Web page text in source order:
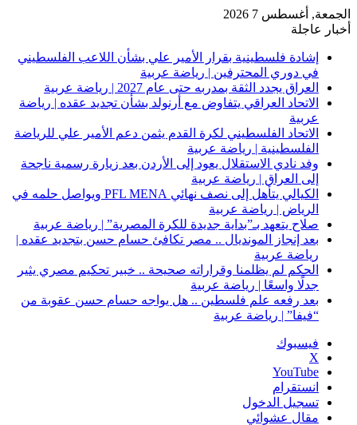
الجمعة, أغسطس 7 2026
أخبار عاجلة
إشادة فلسطينية بقرار الأمير علي بشأن اللاعب الفلسطيني
في دوري المحترفين | رياضة عربية
العراق يجدد الثقة بمدربه حتى عام 2027 | رياضة عربية
الاتحاد العراقي يتفاوض مع أرنولد بشأن تجديد عقده | رياضة
عربية
الاتحاد الفلسطيني لكرة القدم يثمن دعم الأمير علي للرياضة
الفلسطينية | رياضة عربية
وفد نادي الاستقلال يعود إلى الأردن بعد زيارة رسمية ناجحة
إلى العراق | رياضة عربية
الكيالي يتأهل إلى نصف نهائي PFL MENA ويواصل حلمه في
الرياض | رياضة عربية
صلاح يتعهد بـ”بداية جديدة للكرة المصرية” | رياضة عربية
بعد إنجاز المونديال .. مصر تكافئ حسام حسن بتجديد عقده |
رياضة عربية
الحكم لم يظلمنا وقراراته صحيحة .. خبير تحكيم مصري يثير
جدلًا واسعًا | رياضة عربية
بعد رفعه علم فلسطين .. هل يواجه حسام حسن عقوبة من
“فيفا” | رياضة عربية
فيسبوك
‫X
‫YouTube
انستقرام
تسجيل الدخول
مقال عشوائي